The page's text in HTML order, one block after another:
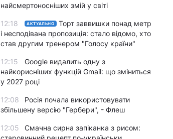
найсмертоносніших змій у світі
12:18 АКТУАЛЬНО
Торт заввишки понад метр
і несподівана пропозиція: стало відомо, хто
став другим тренером "Голосу країни"
12:15
Google видалить одну з
найкорисніших функцій Gmail: що зміниться
у 2027 році
12:08
Росія почала використовувати
збільшену версію "Гербери", - Флеш
12:05
Смачна сирна запіканка з рисом: